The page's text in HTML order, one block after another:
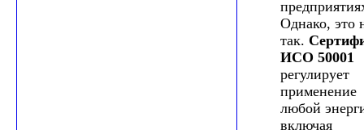
Однако, это
так.
ИСО 50001
регулирует
применение
любой
включая